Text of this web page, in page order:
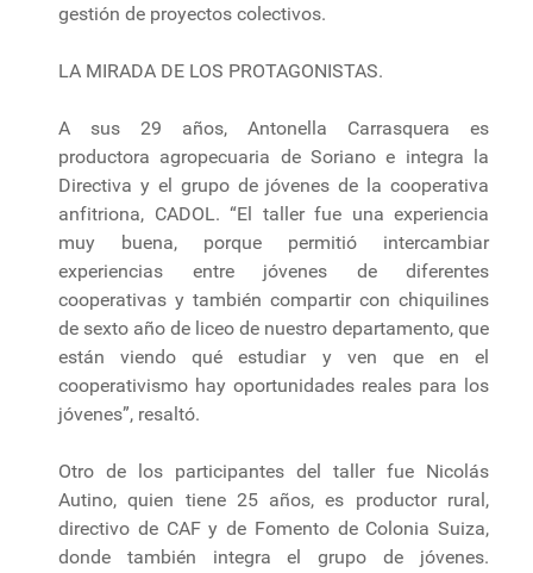
gestión de proyectos colectivos.
LA MIRADA DE LOS PROTAGONISTAS.
A sus 29 años, Antonella Carrasquera es
productora agropecuaria de Soriano e integra la
Directiva y el grupo de jóvenes de la cooperativa
anfitriona, CADOL. “El taller fue una experiencia
muy buena, porque permitió intercambiar
experiencias entre jóvenes de diferentes
cooperativas y también compartir con chiquilines
de sexto año de liceo de nuestro departamento, que
están viendo qué estudiar y ven que en el
cooperativismo hay oportunidades reales para los
jóvenes”, resaltó.
Otro de los participantes del taller fue Nicolás
Autino, quien tiene 25 años, es productor rural,
directivo de CAF y de Fomento de Colonia Suiza,
donde también integra el grupo de jóvenes.